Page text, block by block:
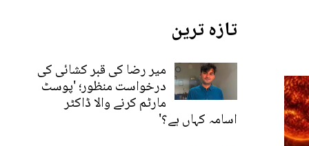
تازہ ترین
میر رضا کی قبر کشائی کی
درخواست منظور؛ 'پوسٹ
مارٹم کرنے والا ڈاکٹر
اسامہ کہاں ہے؟'